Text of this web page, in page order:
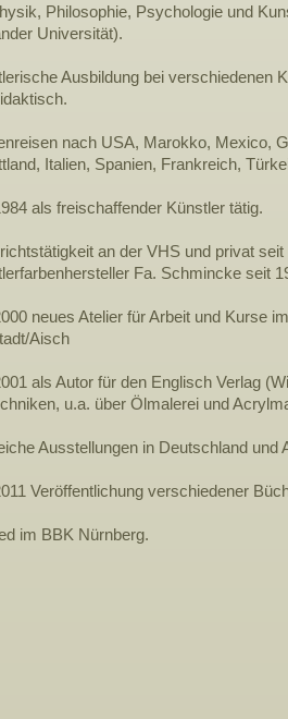
Philosophie, Psychologie und
Universität).
Ausbildung bei verschiedenen
nach USA, Marokko, Mexico,
Italien, Spanien, Frankreich,
als freischaffender Künstler tätig.
an der VHS und privat
Fa. Schmincke seit
neues Atelier für Arbeit und Kurse
Aisch
als Autor für den Englisch Verlag
u.a. über Ölmalerei und
Ausstellungen in Deutschland und
Veröffentlichung verschiedener
im BBK Nürnberg.